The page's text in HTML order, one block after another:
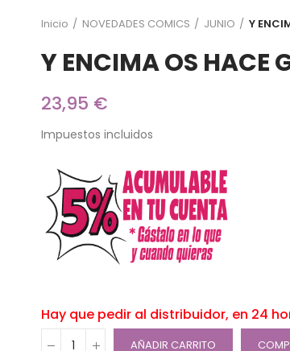
Inicio NOVEDADES COMICS JUNIO Y
Y ENCIMA OS HACE
23,95 €
Impuestos incluidos
Hay que pedir al distribuidor, en 24
AÑADIR CARRITO